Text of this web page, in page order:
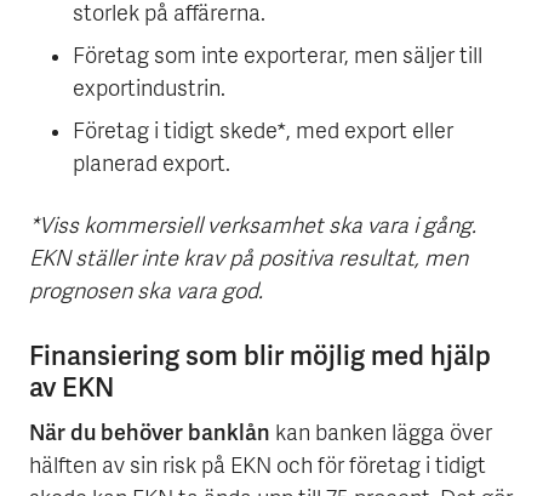
storlek på affärerna.
Företag som inte exporterar, men säljer till
exportindustrin.
Företag i tidigt skede*, med export eller
planerad export.
*Viss kommersiell verksamhet ska vara i gång.
EKN ställer inte krav på positiva resultat, men
prognosen ska vara god.
Finansiering som blir möjlig med hjälp
av EKN
När du behöver banklån kan banken lägga över
hälften av sin risk på EKN och för företag i tidigt